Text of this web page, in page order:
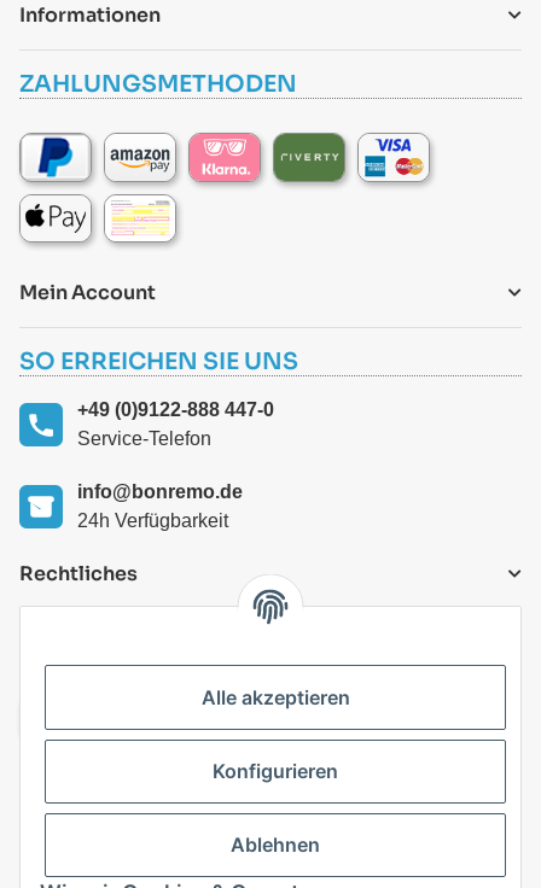
Informationen
ZAHLUNGSMETHODEN
Mein Account
SO ERREICHEN SIE UNS
+49 (0)9122-888 447-0
Service-Telefon
info@bonremo.de
24h Verfügbarkeit
Rechtliches
Vertrag widerrufen
Alle akzeptieren
Konfigurieren
Ablehnen